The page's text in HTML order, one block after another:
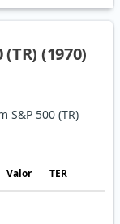
(1970)
500 (TR)
Valor TER